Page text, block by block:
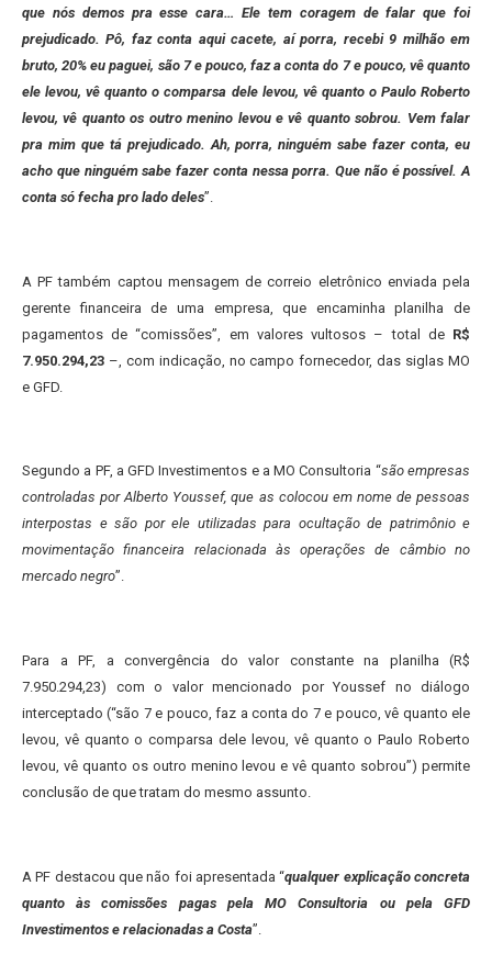
que nós demos pra esse cara… Ele tem coragem de falar que foi
prejudicado. Pô, faz conta aqui cacete, aí porra, recebi 9 milhão em
bruto, 20% eu paguei, são 7 e pouco, faz a conta do 7 e pouco, vê quanto
ele levou, vê quanto o comparsa dele levou, vê quanto o Paulo Roberto
levou, vê quanto os outro menino levou e vê quanto sobrou. Vem falar
pra mim que tá prejudicado. Ah, porra, ninguém sabe fazer conta, eu
acho que ninguém sabe fazer conta nessa porra. Que não é possível. A
conta só fecha pro lado deles”.
A PF também captou mensagem de correio eletrônico enviada pela
gerente financeira de uma empresa, que encaminha planilha de
pagamentos de “comissões”, em valores vultosos – total de R$
7.950.294,23 –, com indicação, no campo fornecedor, das siglas MO
e GFD.
Segundo a PF, a GFD Investimentos e a MO Consultoria “são empresas
controladas por Alberto Youssef, que as colocou em nome de pessoas
interpostas e são por ele utilizadas para ocultação de patrimônio e
movimentação financeira relacionada às operações de câmbio no
mercado negro”.
Para a PF, a convergência do valor constante na planilha (R$
7.950.294,23) com o valor mencionado por Youssef no diálogo
interceptado (“são 7 e pouco, faz a conta do 7 e pouco, vê quanto ele
levou, vê quanto o comparsa dele levou, vê quanto o Paulo Roberto
levou, vê quanto os outro menino levou e vê quanto sobrou”) permite
conclusão de que tratam do mesmo assunto.
A PF destacou que não foi apresentada “qualquer explicação concreta
quanto às comissões pagas pela MO Consultoria ou pela GFD
Investimentos e relacionadas a Costa”.